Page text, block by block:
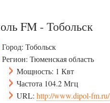
FM - Тобольск
Город: Тобольск
Регион: Тюменская область
Мощность: 1 Квт
Частота 104.2 Мгц
URL: http://www.dipol-fm.ru/